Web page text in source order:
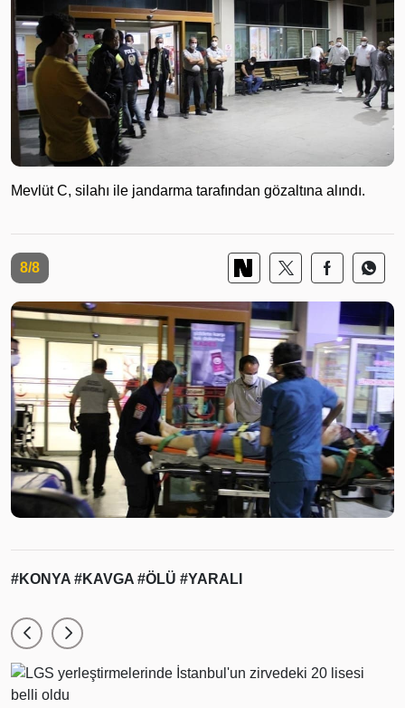
Mevlüt C, silahı ile jandarma tarafından gözaltına alındı.
8/8
#KONYA #KAVGA #ÖLÜ #YARALI